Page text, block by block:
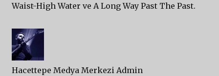
Waist-High Water ve A Long Way Past The Past.
Hacettepe Medya Merkezi Admin